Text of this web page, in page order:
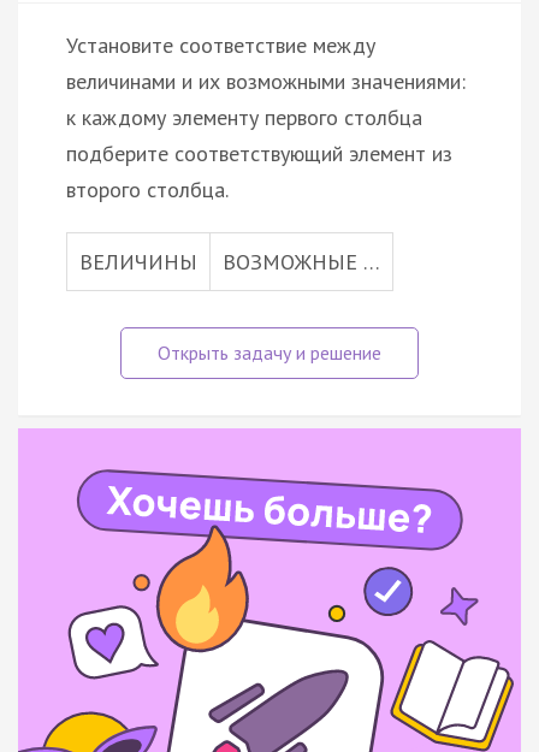
Установите соответствие между
величинами и их возможными значениями:
к каждому элементу первого столбца
подберите соответствующий элемент из
второго столбца.
ВЕЛИЧИНЫ ВОЗМОЖНЫЕ …